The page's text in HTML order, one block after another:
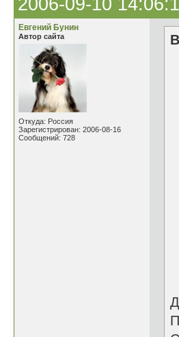
2006-09-10
Евгений Бунин
Автор сайта
Откуда: Россия
Зарегистрирован: 2006-08-16
Сообщений: 728